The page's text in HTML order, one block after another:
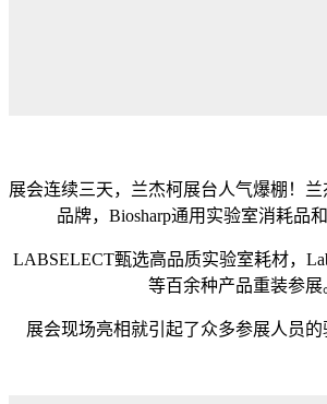
展会连续三天，兰杰柯展台人气爆棚！
品牌，Biosharp通用实验室消耗品
LABSELECT甄选高品质实验室耗材，
等百余种产品重装参展
展会现场亮相就引起了众多参展人员的